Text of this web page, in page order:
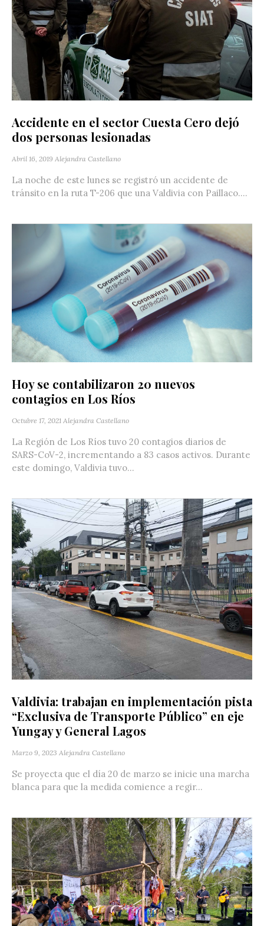
Accidente en el sector Cuesta Cero dejó
dos personas lesionadas
Abril 16, 2019 Alejandra Castellano
La noche de este lunes se registró un accidente de
tránsito en la ruta T-206 que una Valdivia con Paillaco....
Hoy se contabilizaron 20 nuevos
contagios en Los Ríos
Octubre 17, 2021 Alejandra Castellano
La Región de Los Ríos tuvo 20 contagios diarios de
SARS-CoV-2, incrementando a 83 casos activos. Durante
este domingo, Valdivia tuvo...
Valdivia: trabajan en implementación pista
“Exclusiva de Transporte Público” en eje
Yungay y General Lagos
Marzo 9, 2023 Alejandra Castellano
Se proyecta que el día 20 de marzo se inicie una marcha
blanca para que la medida comience a regir...